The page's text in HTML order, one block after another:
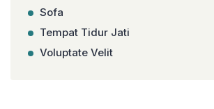
Sofa
Tempat Tidur Jati
Voluptate Velit